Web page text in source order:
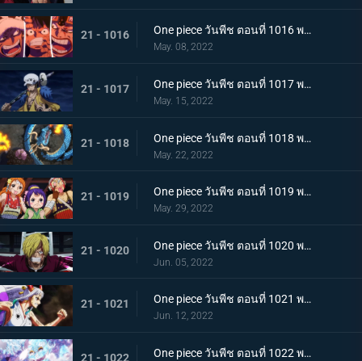
21 - 1016 One piece วันพีช ตอนที่ 1016 พากย์ไทย ศึกสัตว์ประหลาด! สามกัปตันต่างถือทิฐิ
May. 08, 2022
21 - 1017 One piece วันพีช ตอนที่ 1017 พากย์ไทย ออกท่าใหญ่ต่อเนื่อง! รุ่นที่เลวร้ายที่สุดโจมตีระห่ำ
May. 15, 2022
21 - 1018 One piece วันพีช ตอนที่ 1018 พากย์ไทย ไคโดหัวเราะ! สี่จักรพรรดิปะทะยุคสมัยใหม่
May. 22, 2022
21 - 1019 One piece วันพีช ตอนที่ 1019 พากย์ไทย แผนลับของโอทามะ! สุดยอดแผนการคิบิดังโกะ
May. 29, 2022
21 - 1020 One piece วันพีช ตอนที่ 1020 พากย์ไทย ซันจิตะโกนสุดเสียง! SOS ที่ดังก้องทั่วเกาะ
Jun. 05, 2022
21 - 1021 One piece วันพีช ตอนที่ 1021 พากย์ไทย สแพงค์แสนรุนแรง! ปัญหาเรื่องผู้หญิงของซันจิ
Jun. 12, 2022
21 - 1022 One piece วันพีช ตอนที่ 1022 พากย์ไทย ไม่นึกเสียใจ ลูฟี่กับลูกพี่สายสัมพันธ์ศิษย์อาจารย์